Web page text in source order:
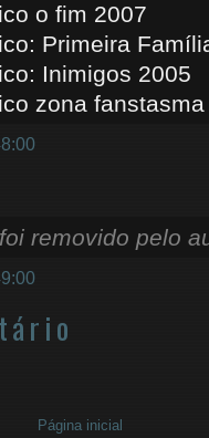
o fim 2007
Primeira
Inimigos 2005
zona
removido pelo
Página inicial